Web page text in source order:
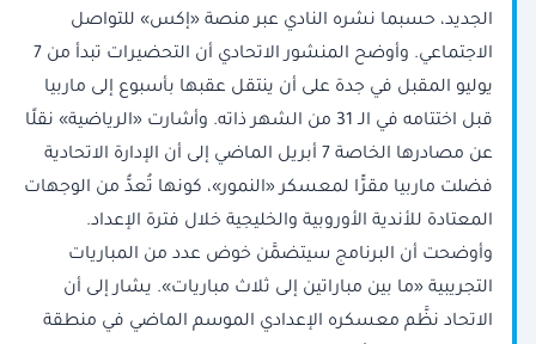
الجديد، حسبما نشره النادي عبر منصة «إكس» للتواصل
الاجتماعي. وأوضح المنشور الاتحادي أن التحضيرات تبدأ من 7
يوليو المقبل في جدة على أن ينتقل عقبها بأسبوع إلى ماربيا
قبل اختتامه في الـ 31 من الشهر ذاته. وأشارت «الرياضية» نقلًا
عن مصادرها الخاصة 7 أبريل الماضي إلى أن الإدارة الاتحادية
فضلت ماربيا مقرًّا لمعسكر «النمور»، كونها تُعدُّ من الوجهات
المعتادة للأندية الأوروبية والخليجية خلال فترة الإعداد.
وأوضحت أن البرنامج سيتضمَّن خوض عدد من المباريات
التجريبية «ما بين مباراتين إلى ثلاث مباريات». يشار إلى أن
الاتحاد نظَّم معسكره الإعدادي الموسم الماضي في منطقة